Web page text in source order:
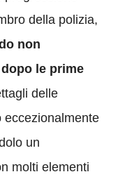
della polizia,
non
le prime
delle
eccezionalmente
un
molti elementi